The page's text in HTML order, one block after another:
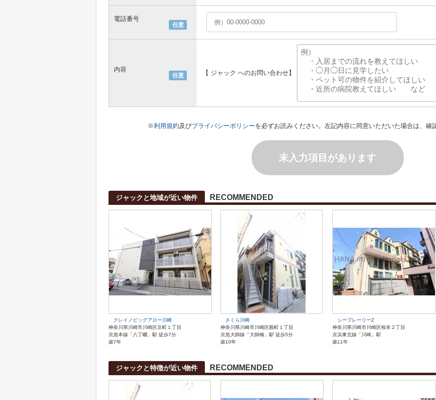
任意
電話番号
任意
内容 【 ジャック へのお問い合わせ】
※利用規約及びプライバシーポリシーを必ずお読みください。左記内容に同意いただいた場合は、確
未入力項目があります
ジャックと地域が近い物件 RECOMMENDED
クレイノビッグアロー川崎
神奈川県川崎市川崎区京町１丁目
京急本線「八丁畷」駅 徒歩7分
築7年
さくら川崎
神奈川県川崎市川崎区殿町１丁目
京急大師線「大師橋」駅 徒歩5分
築10年
シープレーリーZ
神奈川県川崎市川崎区桜本２丁目
京浜東北線「川崎」駅
築11年
ジャックと特徴が近い物件 RECOMMENDED